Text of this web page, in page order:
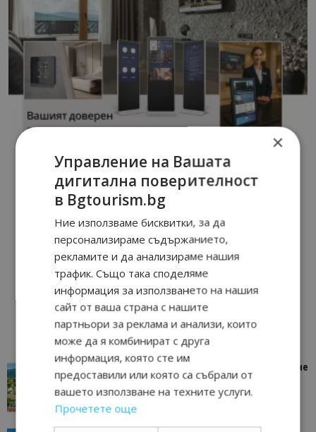
“Пощенска картичка от…”: Петрич – Изживяване
отвъд очакваното
Петрич 11/07/2026 11:22
×
Управление на Вашата
дигитална поверителност
в Bgtourism.bg
Ние използваме бисквитки, за да
персонализираме съдържанието,
рекламите и да анализираме нашия
трафик. Също така споделяме
информация за използването на нашия
сайт от ваша страна с нашите
партньори за реклама и анализи, които
може да я комбинират с друга
информация, която сте им
предоставили или която са събрали от
вашето използване на техните услуги.
Прочетете още